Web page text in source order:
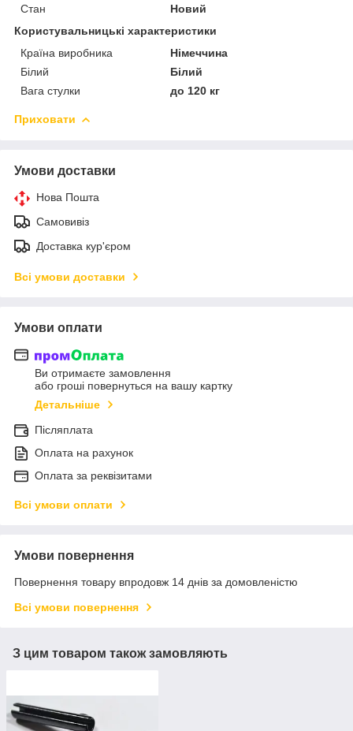
Стан
Новий
Користувальницькі характеристики
Країна виробника
Німеччина
Білий
Білий
Вага стулки
до 120 кг
Приховати
Умови доставки
Нова Пошта
Самовивіз
Доставка кур'єром
Всі умови доставки
Умови оплати
Ви отримаєте замовлення
або гроші повернуться на вашу картку
Детальніше
Післяплата
Оплата на рахунок
Оплата за реквізитами
Всі умови оплати
Умови повернення
Повернення товару впродовж 14 днів за домовленістю
Всі умови повернення
З цим товаром також замовляють